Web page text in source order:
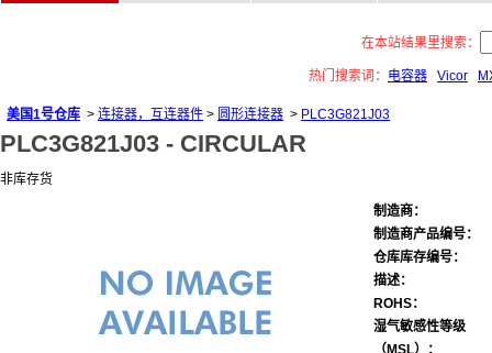
在本站结果里搜索：
热门搜索词： 电容器 Vicor
美国1号仓库 > 连接器，互连器件 > 圆形连接器 > PLC3G821J03
PLC3G821J03 - CIRCULAR
非库存货
制造商：
制造商产品编号：
仓库库存编号：
描述：
ROHS：
湿气敏感性等级
（MSL）：